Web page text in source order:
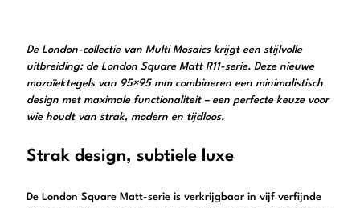
De London-collectie van Multi Mosaics krijgt een stijlvolle
uitbreiding: de London Square Matt R11-serie. Deze nieuwe
mozaïektegels van 95×95 mm combineren een minimalistisch
design met maximale functionaliteit – een perfecte keuze voor
wie houdt van strak, modern en tijdloos.
Strak design, subtiele luxe
De London Square Matt-serie is verkrijgbaar in vijf verfijnde